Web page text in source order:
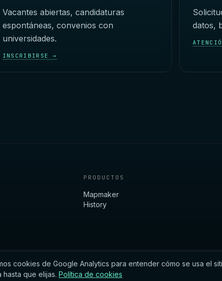
Vacantes abiertas, candidaturas
espontáneas, convenios con
universidades.
INSCRIBIRSE →
datos,
PRODUCTOS
Mapmaker
History
ASTURIAS
cookies de Google Analytics para entender cómo se usa el
hasta que elijas. Política de cookies